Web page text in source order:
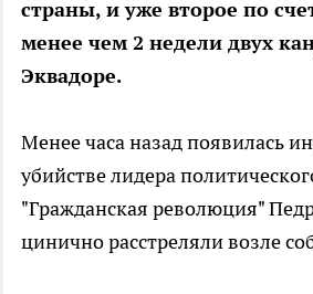
страны, и уже второе по
менее чем 2 недели двух
Эквадоре.
Менее часа назад появилась
убийстве лидера
"Гражданская революция"
цинично расстреляли возле